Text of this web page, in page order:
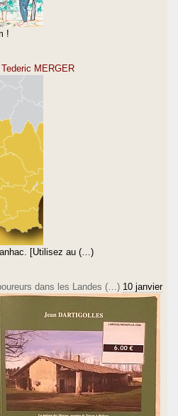
!
Tederic MERGER
[Utilisez au (…)
dans les Landes (…) 10 janvier